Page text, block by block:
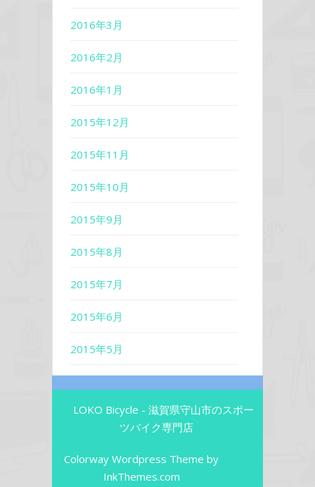
2016年3月
2016年2月
2016年1月
2015年12月
2015年11月
2015年10月
2015年9月
2015年8月
2015年7月
2015年6月
2015年5月
LOKO Bicycle - 滋賀県守山市のスポー
ツバイク専門店
Colorway Wordpress Theme by
InkThemes.com